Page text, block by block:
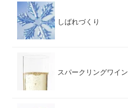
しばれづくり
スパークリングワイン